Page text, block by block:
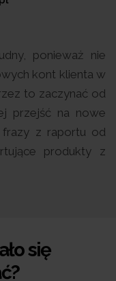
ponieważ nie
kont klienta w
to zaczynać od
przejść na nowe
frazy z raportu od
produkty z
się